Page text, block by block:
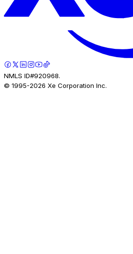
NMLS ID#920968.
© 1995-2026 Xe Corporation Inc.